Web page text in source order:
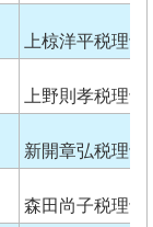
上椋洋平税理士
上野則孝税理士
新開章弘税理士
森田尚子税理士